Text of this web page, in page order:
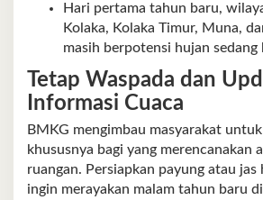
Hari pertama tahun baru,
Kolaka, Kolaka Timur, Muna,
masih berpotensi hujan sedang
Tetap Waspada dan
Informasi Cuaca
BMKG mengimbau masyarakat
khususnya bagi yang merencanakan
ruangan. Persiapkan payung atau
ingin merayakan malam tahun baru